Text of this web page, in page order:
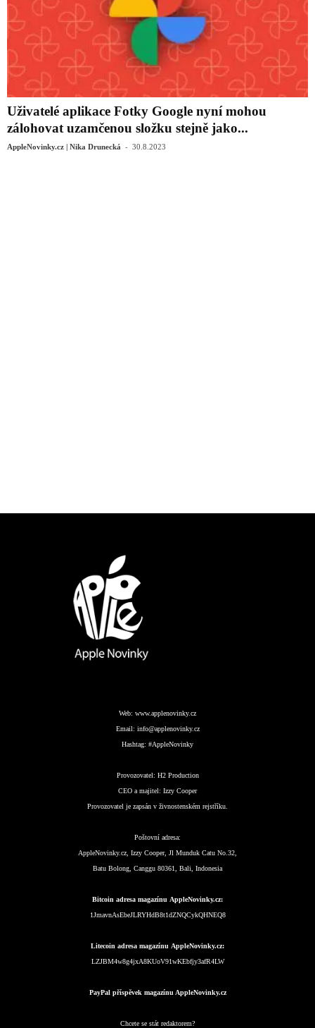
Uživatelé aplikace Fotky Google nyní mohou
zálohovat uzamčenou složku stejně jako...
AppleNovinky.cz | Nika Drunecká - 30.8.2023
Web: www.applenovinky.cz
Email: info@applenovinky.cz
Hashtag: #AppleNovinky
Provozovatel: H2 Production
CEO a majitel: Izzy Cooper
Provozovatel je zapsán v živnostenském rejstříku.
Poštovní adresa:
AppleNovinky.cz, Izzy Cooper, Jl Munduk Catu No.32,
Batu Bolong, Canggu 80361, Bali, Indonesia
Bitcoin adresa magazínu AppleNovinky.cz:
1JmavnAsEbeJLRYHdB8t1dZNQCykQHNEQ8
Litecoin adresa magazínu AppleNovinky.cz:
LZJBM4w8g4jxA8KUoV91wKEbfjy3afR4LW
PayPal příspěvek magazínu AppleNovinky.cz
Chcete se stát redaktorem?